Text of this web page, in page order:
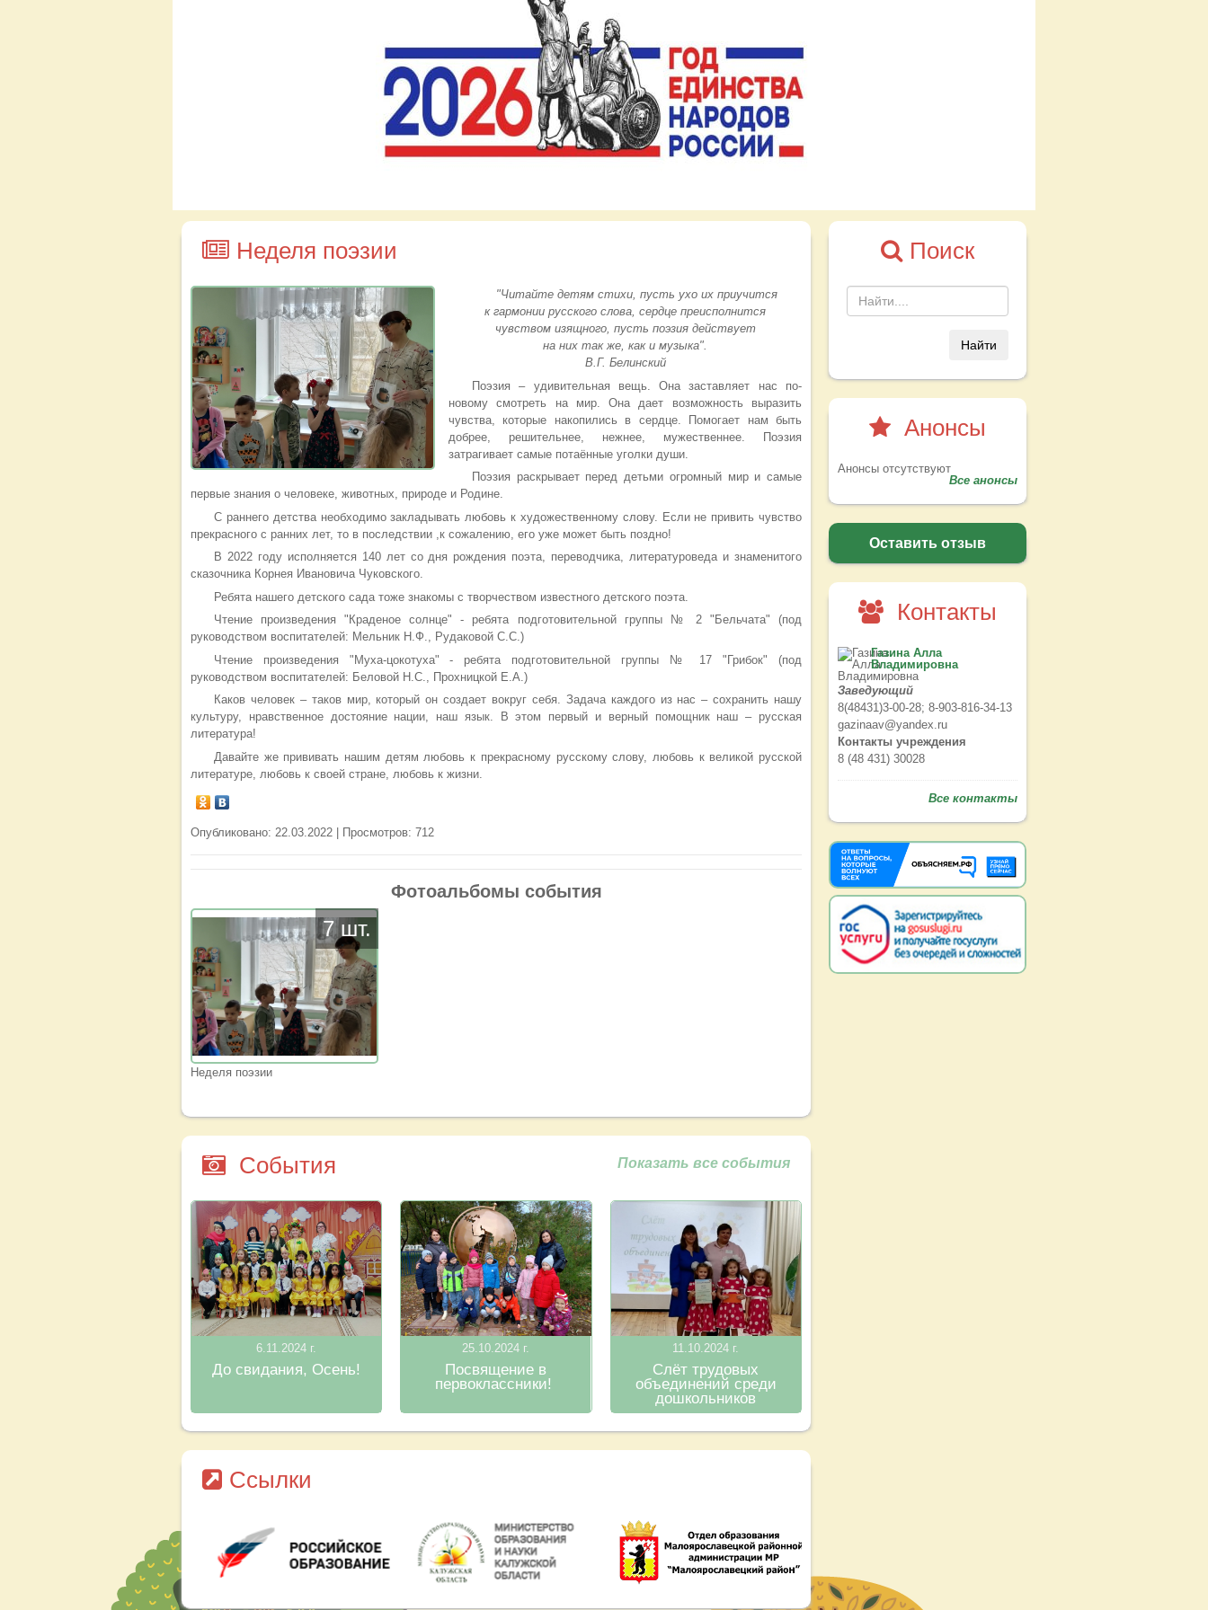
Неделя поэзии
"Читайте детям стихи, пусть ухо их приучится
к гармонии русского слова, сердце преисполнится
чувством изящного, пусть поэзия действует
на них так же, как и музыка".
В.Г. Белинский
Поэзия – удивительная вещь. Она заставляет нас по-
новому смотреть на мир. Она дает возможность выразить
чувства, которые накопились в сердце. Помогает нам быть
добрее, решительнее, нежнее, мужественнее. Поэзия
затрагивает самые потаённые уголки души.
Поэзия раскрывает перед детьми огромный мир и самые
первые знания о человеке, животных, природе и Родине.
С раннего детства необходимо закладывать любовь к художественному слову. Если не привить чувство
прекрасного с ранних лет, то в последствии ,к сожалению, его уже может быть поздно!
В 2022 году исполняется 140 лет со дня рождения поэта, переводчика, литературоведа и знаменитого
сказочника Корнея Ивановича Чуковского.
Ребята нашего детского сада тоже знакомы с творчеством известного детского поэта.
Чтение произведения "Краденое солнце" - ребята подготовительной группы № 2 "Бельчата" (под
руководством воспитателей: Мельник Н.Ф., Рудаковой С.С.)
Чтение произведения "Муха-цокотуха" - ребята подготовительной группы № 17 "Грибок" (под
руководством воспитателей: Беловой Н.С., Прохницкой Е.А.)
Каков человек – таков мир, который он создает вокруг себя. Задача каждого из нас – сохранить нашу
культуру, нравственное достояние нации, наш язык. В этом первый и верный помощник наш – русская
литература!
Давайте же прививать нашим детям любовь к прекрасному русскому слову, любовь к великой русской
литературе, любовь к своей стране, любовь к жизни.
Опубликовано: 22.03.2022 | Просмотров: 712
Фотоальбомы события
7 шт.
Неделя поэзии
События Показать все события
6.11.2024 г.
До свидания, Осень!
25.10.2024 г.
Посвящение в
первоклассники!
11.10.2024 г.
Слёт трудовых
объединений среди
дошкольников
Ссылки
Поиск
Найти
Анонсы
Анонсы отсутствуют
Все анонсы
Оставить отзыв
Контакты
Газина Алла
Владимировна
Заведующий
8(48431)3-00-28; 8-903-816-34-13
gazinaav@yandex.ru
Контакты учреждения
8 (48 431) 30028
Все контакты